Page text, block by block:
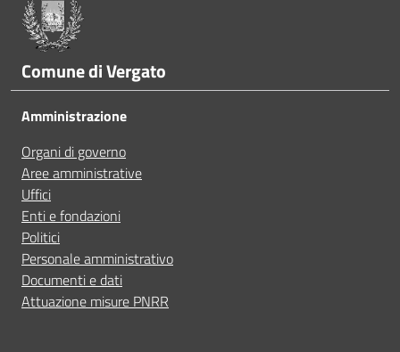
Ho avuto problemi tecnici
Altro
Comune di Vergato
Amministrazione
Organi di governo
Aree amministrative
Uffici
Enti e fondazioni
Politici
Personale amministrativo
Documenti e dati
Attuazione misure PNRR